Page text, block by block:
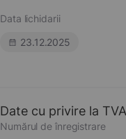
Data lichidarii
23.12.2025
Date cu privire la TVA
Numărul de înregistrare